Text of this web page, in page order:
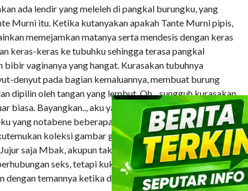
ada lendir yang meleleh di pangkal burungku, yang
Murni itu. Ketika kutanyakan apakah Tante Murni pipis,
memejamkan matanya serta mendesis dengan keras
keras-keras ke tubuhku sehingga terasa pangkal
bibir vaginanya yang hangat. Kurasakan tubuhnya
denyut pada bagian kemaluannya, membuat burung
dipilin oleh tangan yang lembut. Oh.., sungguh kurasakan
biasa. Bayangkan.., aku yang baru SD kelas 3 telah
yang notabene beberapa tahun lebih tua, yang mungkin
koleksi gambar gambar porno di balik
saja Mbak, akupun tak tahu apakah sebelum itu
seks, tetapi kukira dia sudah pernah
dengan temannya ketika di K.